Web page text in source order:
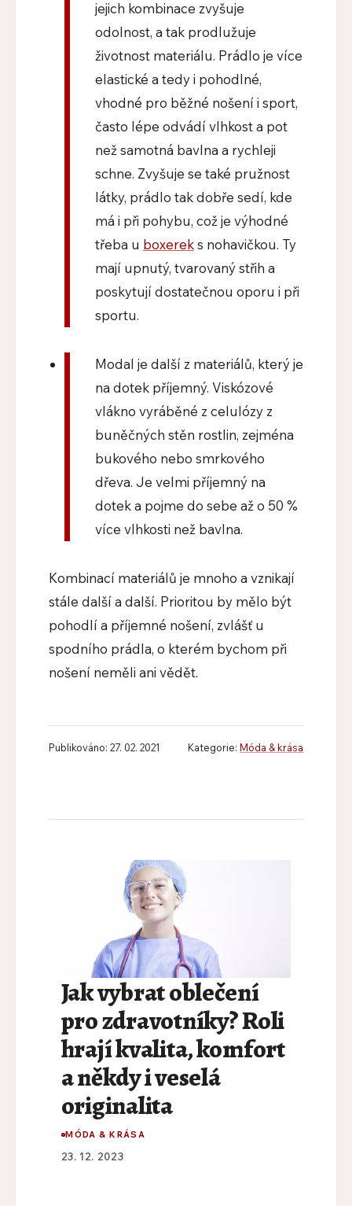
jejich kombinace zvyšuje
odolnost, a tak prodlužuje
životnost materiálu. Prádlo je více
elastické a tedy i pohodlné,
vhodné pro běžné nošení i sport,
často lépe odvádí vlhkost a pot
než samotná bavlna a rychleji
schne. Zvyšuje se také pružnost
látky, prádlo tak dobře sedí, kde
má i při pohybu, což je výhodné
třeba u boxereks nohavičkou. Ty
mají upnutý, tvarovaný střih a
poskytují dostatečnou oporu i při
sportu.
Modal je další z materiálů, který je
na dotek příjemný. Viskózové
vlákno vyráběné z celulózy z
buněčných stěn rostlin, zejména
bukového nebo smrkového
dřeva. Je velmi příjemný na
dotek a pojme do sebe až o 50 %
více vlhkosti než bavlna.
Kombinací materiálů je mnoho a vznikají
stále další a další. Prioritou by mělo být
pohodlí a příjemné nošení, zvlášť u
spodního prádla, o kterém bychom při
nošení neměli ani vědět.
Publikováno: 27. 02. 2021 Kategorie:Móda & krása
Jak vybrat oblečení
pro zdravotníky? Roli
hrají kvalita, komfort
a někdy i veselá
originalita
MÓDA & KRÁSA
23. 12. 2023